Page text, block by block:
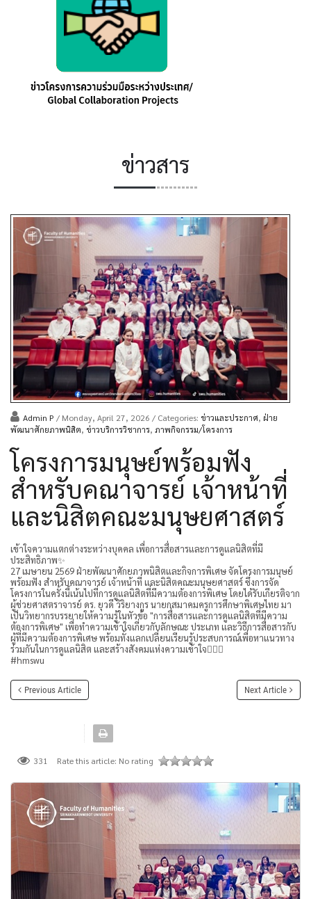
ข่าวสาร
Admin P / Monday, April 27, 2026 / Categories: ข่าวและประกาศ, ฝ่าย
พัฒนาศักยภาพนิสิต, ข่าวบริการวิชาการ, ภาพกิจกรรม/โครงการ
โครงการมนุษย์พร้อมฟัง
สำหรับคณาจารย์ เจ้าหน้าที่
และนิสิตคณะมนุษยศาสตร์
เข้าใจความแตกต่างระหว่างบุคคล เพื่อการสื่อสารและการดูแลนิสิตที่มี
ประสิทธิภาพ✨
27 เมษายน 2569 ฝ่ายพัฒนาศักยภาพนิสิตและกิจการพิเศษ จัดโครงการมนุษย์
พร้อมฟัง สำหรับคณาจารย์ เจ้าหน้าที่ และนิสิตคณะมนุษยศาสตร์ ซึ่งการจัด
โครงการในครั้งนี้เน้นไปที่การดูแลนิสิตที่มีความต้องการพิเศษ โดยได้รับเกียรติจาก
ผู้ช่วยศาสตราจารย์ ดร. ยุวดี วิริยางกูร นายกสมาคมครูการศึกษาพิเศษไทย มา
เป็นวิทยากรบรรยายให้ความรู้ในหัวข้อ "การสื่อสารและการดูแลนิสิตที่มีความ
ต้องการพิเศษ" เพื่อทำความเข้าใจเกี่ยวกับลักษณะ ประเภท และวิธีการสื่อสารกับ
ผู้ที่มีความต้องการพิเศษ พร้อมทั้งแลกเปลี่ยนเรียนรู้ประสบการณ์เพื่อหาแนวทาง
ร่วมกันในการดูแลนิสิต และสร้างสังคมแห่งความเข้าใจ👂🏻💗
#hmswu
Previous Article Next Article
331 Rate this article: No rating